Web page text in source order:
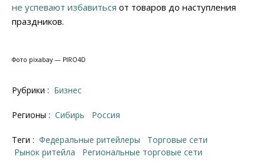
не успевают избавиться от товаров до наступления
праздников.
Фото pixabay — PIRO4D
Рубрики : Бизнес
Регионы : Сибирь Россия
Теги : федеральные ритейлеры
торговые сети
рынок ритейла
региональные торговые сети